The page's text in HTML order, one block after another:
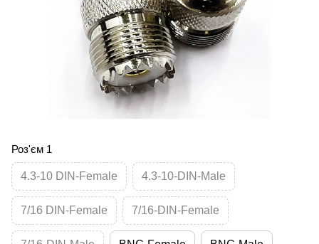
Роз'єм 1
4.3-10 DIN-Female 4.3-10-DIN-Male
7/16 DIN-Female 7/16-DIN-Female